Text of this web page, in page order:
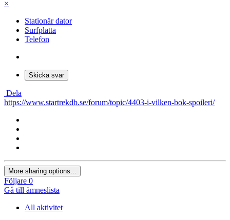
×
Stationär dator
Surfplatta
Telefon
Skicka svar
Dela
https://www.startrekdb.se/forum/topic/4403-i-vilken-bok-spoileri/
More sharing options...
Följare 0
Gå till ämneslista
All aktivitet